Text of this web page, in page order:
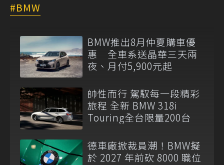
BMW
BMW推出8月仲夏購車優
惠 全車系送晶華三天兩
夜、月付5,900元起
帥性而行 駕馭每一段精彩
旅程 全新 BMW 318i
Touring全台限量200台
德車廠掀裁員潮！BMW擬
於 2027 年前砍 8000 職位